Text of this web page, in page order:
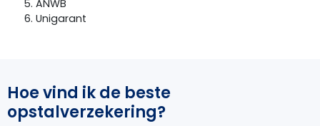
ANWB
Unigarant
Hoe vind ik de beste
opstalverzekering?